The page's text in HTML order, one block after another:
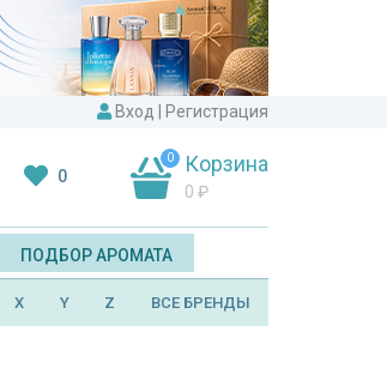
Вход Регистрация
0
0 Корзина
0 ₽
ПОДБОР АРОМАТА
X Y Z ВСЕ БРЕНДЫ